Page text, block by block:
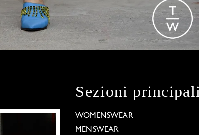
Sezioni principali
WOMENSWEAR
MENSWEAR